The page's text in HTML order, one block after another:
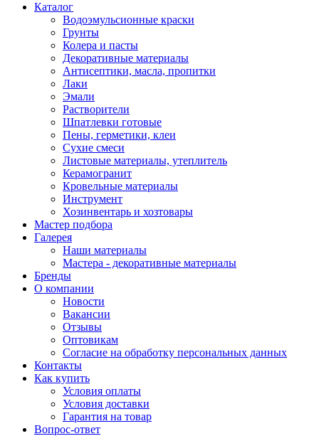
Каталог
Водоэмульсионные краски
Грунты
Колера и пасты
Декоративные материалы
Антисептики, масла, пропитки
Лаки
Эмали
Растворители
Шпатлевки готовые
Пены, герметики, клеи
Сухие смеси
Листовые материалы, утеплитель
Керамогранит
Кровельные материалы
Инструмент
Хозинвентарь и хозтовары
Мастер подбора
Галерея
Наши материалы
Мастера - декоративные материалы
Бренды
О компании
Новости
Вакансии
Отзывы
Оптовикам
Cогласие на обработку персональных данных
Контакты
Как купить
Условия оплаты
Условия доставки
Гарантия на товар
Вопрос-ответ